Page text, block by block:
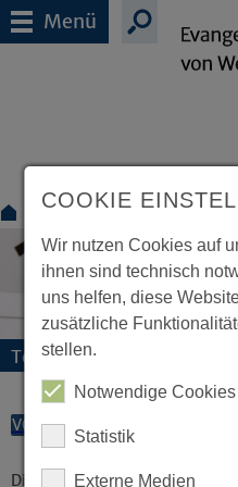
Menü
Für Mitarbeitende
Termine und
VORLESEN
Diese Veranstaltung existiert
COOKIE
Wir nutzen Cookies auf
ihnen sind technisch
uns helfen, diese
zusätzliche
stellen.
Notwendige Cookies
Statistik
Externe Medien